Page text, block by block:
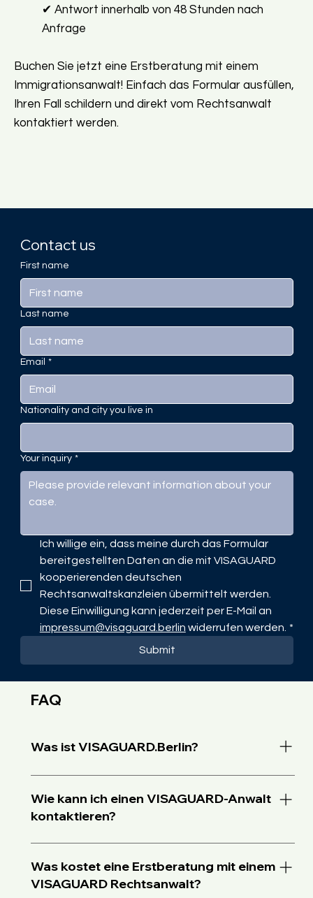
✔ Antwort innerhalb von 48 Stunden nach
Anfrage
Buchen Sie jetzt eine Erstberatung mit einem
Immigrationsanwalt! Einfach das Formular ausfüllen,
Ihren Fall schildern und direkt vom Rechtsanwalt
kontaktiert werden.
Contact us
First name
Last name
Email *
Nationality and city you live in
Your inquiry *
Ich willige ein, dass meine durch das Formular
bereitgestellten Daten an die mit VISAGUARD
kooperierenden deutschen
Rechtsanwaltskanzleien übermittelt werden.
impressum@visaguard.berlin widerrufen werden. *
Submit
FAQ
Was ist VISAGUARD.Berlin?
VISAGUARD ist eine Plattform, die Ihnen hilft,
schnell und unkompliziert einen passenden Anwalt
oder eine Anwältin im Migrationsrecht in
Wie kann ich einen VISAGUARD-Anwalt
kontaktieren?
Sie füllen ein kurzes Online-Formular mit Ihren
Angaben und Ihrem Anliegen aus und dann wird die
Anfrage an einen VISAGUARD-Rechtsanwalt
Was kostet eine Erstberatung mit einem
VISAGUARD Rechtsanwalt?